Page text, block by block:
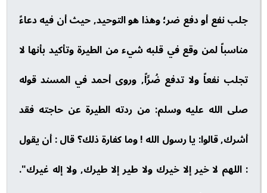
جلب نفع أو دفع ضر؛ وهذا هو التوحيد, حيث أن فيه دعاءً
مناسباً لمن وقع في قلبه شيء من الطيرة وتأكيد بأنها لا
تجلب نفعاً ولا تدفع ضُرَّاً, وروى أحمد في المسند قوله
صلى الله عليه وسلم: من ردته الطيرة عن حاجته فقد
أشرك, قالوا: يا رسول الله ! وما كفارة ذلك؟ قال : أن يقول
: اللهم لا خير إلا خيرك ولا طير إلا طيرك, ولا إله غيرك".